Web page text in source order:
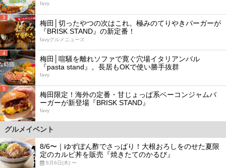
favy
3
梅田│切ったやつの次はこれ。極みのてりやきバーガーが
『BRISK STAND』の新定番！
favyグルメニュース
4
梅田│喧騒を離れソファで寛ぐ穴場イタリアンバル
『pasta stand』。長居もOKで使い勝手抜群
favy
5
梅田限定！海外の定番・甘じょっぱ系ベーコンジャムバ
ーガーが新登場『BRISK STAND』
favy
グルメイベント
8/6〜｜ゆずぽん酢でさっぱり！大根おろしをのせた夏限
定のカルビ丼を販売『焼きたてのかるび』
8月6日(木) 〜